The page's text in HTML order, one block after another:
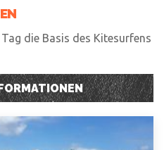
die Basis des Kitesurfens